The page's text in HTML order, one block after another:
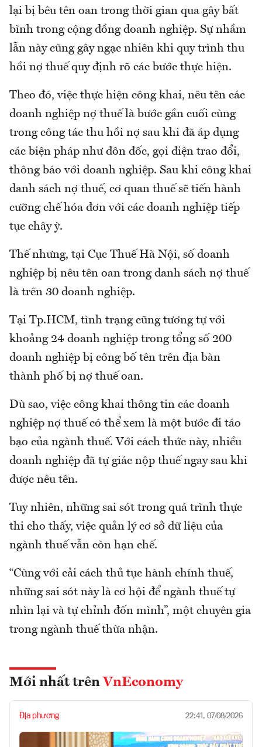
lại bị bêu tên oan trong thời gian qua gây bất
bình trong cộng đồng doanh nghiệp. Sự nhầm
lẫn này cũng gây ngạc nhiên khi quy trình thu
hồi nợ thuế quy định rõ các bước thực hiện.
Theo đó, việc thực hiện công khai, nêu tên các
doanh nghiệp nợ thuế là bước gần cuối cùng
trong công tác thu hồi nợ sau khi đã áp dụng
các biện pháp như đôn đốc, gọi điện trao đổi,
thông báo với doanh nghiệp. Sau khi công khai
danh sách nợ thuế, cơ quan thuế sẽ tiến hành
cưỡng chế hóa đơn với các doanh nghiệp tiếp
tục chây ỳ.
Thế nhưng, tại Cục Thuế Hà Nội, số doanh
nghiệp bị nêu tên oan trong danh sách nợ thuế
là trên 30 doanh nghiệp.
Tại Tp.HCM, tình trạng cũng tương tự với
khoảng 24 doanh nghiệp trong tổng số 200
doanh nghiệp bị công bố tên trên địa bàn
thành phố bị nợ thuế oan.
Dù sao, việc công khai thông tin các doanh
nghiệp nợ thuế có thể xem là một bước đi táo
bạo của ngành thuế. Với cách thức này, nhiều
doanh nghiệp đã tự giác nộp thuế ngay sau khi
được nêu tên.
Tuy nhiên, những sai sót trong quá trình thực
thi cho thấy, việc quản lý cơ sở dữ liệu của
ngành thuế vẫn còn hạn chế.
“Cùng với cải cách thủ tục hành chính thuế,
những sai sót này là cơ hội để ngành thuế tự
nhìn lại và tự chỉnh đốn mình”, một chuyên gia
trong ngành thuế thừa nhận.
Mới nhất trên VnEconomy
Địa phương 22:41, 07/08/2026